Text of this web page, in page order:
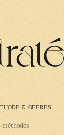
& OFFRES
méthodes